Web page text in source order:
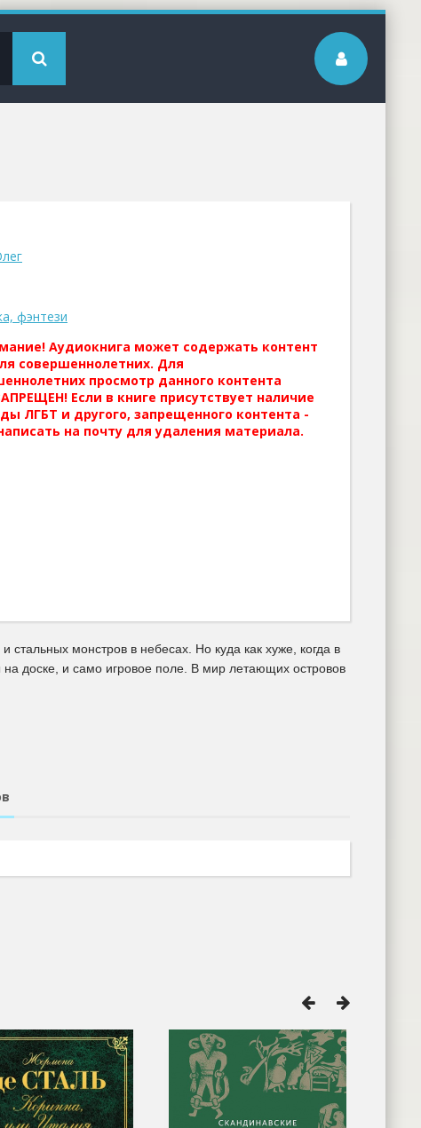
фэнтези
Аудиокнига может содержать контент
совершеннолетних. Для
просмотр данного контента
Если в книге присутствует наличие
ЛГБТ и другого, запрещенного контента -
на почту для удаления материала.
монстров в небесах. Но куда как хуже, когда в
на доске, и само игровое поле. В мир летающих островов